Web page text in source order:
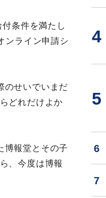
条件を満たし
ンライン申請シ
のせいでいまだ
どれだけよか
博報堂とその子
、今度は博報